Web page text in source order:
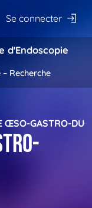
Se connecter
d'Endoscopie
Recherche
ŒSO-GASTRO-